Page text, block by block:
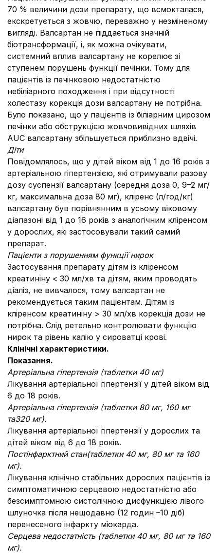
70 % величини дози препарату, що всмокталася,
екскретується з жовчю, переважно у незміненому
вигляді. Валсартан не піддається значній
біотрансформації, і, як можна очікувати,
системний вплив валсартану не корелює зі
ступенем порушень функції печінки. Тому для
пацієнтів із печінковою недостатністю
небіліарного походження і при відсутності
холестазу корекція дози валсартану не потрібна.
Було показано, що у пацієнтів із біліарним цирозом
печінки або обструкцією жовчовивідних шляхів
AUC валсартану збільшується приблизно вдвічі.
Діти
Повідомлялось, що у дітей віком від 1 до 16 років з
артеріальною гіпертензією, які отримували разову
дозу суспензії валсартану (середня доза 0, 9–2 мг/
кг, максимальна доза 80 мг), кліренс (л/год/кг)
валсартану був порівнянним в усьому віковому
діапазоні від 1 до 16 років з аналогічним кліренсом
у дорослих, які застосовували такий самий
препарат.
Пацієнти з порушенням функції нирок
Застосування препарату дітям із кліренсом
креатиніну < 30 мл/хв та дітям, яким проводять
діаліз, не вивчалося, тому валсартан не
рекомендується таким пацієнтам. Дітям із
кліренсом креатиніну > 30 мл/хв корекція дози не
потрібна. Слід ретельно контролювати функцію
нирок та рівень калію у сироватці крові.
Клінічні характеристики.
Показання.
Артеріальна гіпертензія (таблетки 40 мг)
Лікування артеріальної гіпертензії у дітей віком від
6 до 18 років.
Артеріальна гіпертензія (таблетки 80 мг, 160 мг
та320 мг).
Лікування артеріальної гіпертензії у дорослих та
дітей віком від 6 до 18 років.
Постінфарктний стан(таблетки40 мг, 80 мг та160
мг).
Лікування клінічно стабільних дорослих пацієнтів із
симптоматичною серцевою недостатністю або
безсимптомною систолічною дисфункцією лівого
шлуночка після нещодавно (12 годин –10 діб)
перенесеного інфаркту міокарда.
Серцева недостатність (таблетки40 мг, 80 мг та160
мг).